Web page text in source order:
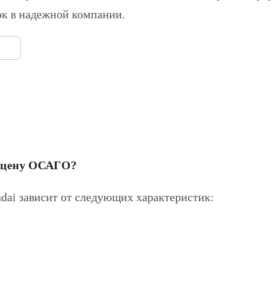
в надежной компании.
ОСАГО?
зависит от следующих характеристик: